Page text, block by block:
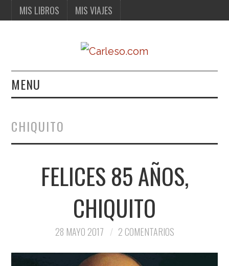
MIS LIBROS MIS VIAJES
MENU
MIS VIAJES
CHIQUITO
FELICES 85 AÑOS,
CHIQUITO
28 MAYO 2017 2 COMENTARIOS